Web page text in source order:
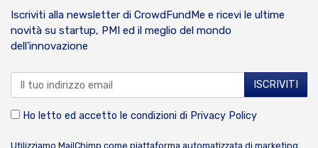
Iscriviti alla newsletter di CrowdFundMe e ricevi le ultime
novità su startup, PMI ed il meglio del mondo
dell’innovazione
Ho letto ed accetto le condizioni di Privacy Policy
Utilizziamo MailChimp come piattaforma automatizzata di marketing.